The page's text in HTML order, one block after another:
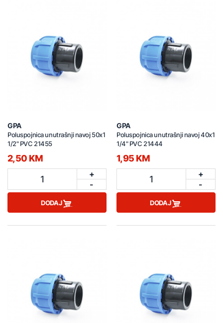
GPA
Poluspojnica unutrašnji navoj 50x1
1/2" PVC 21455
2,50 KM
1
+
-
DODAJ
GPA
Poluspojnica unutrašnji navoj 40x1
1/4" PVC 21444
1,95 KM
1
+
-
DODAJ